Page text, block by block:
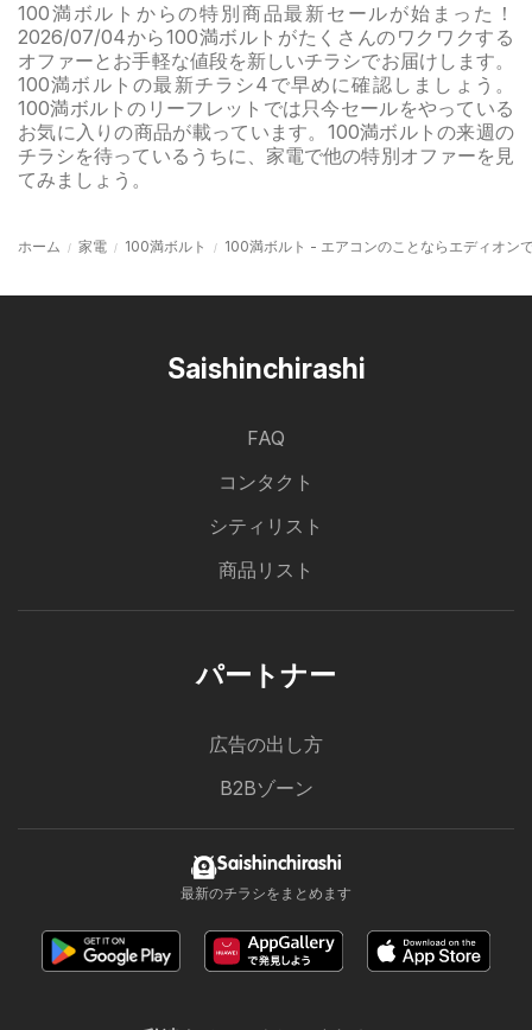
100満ボルトからの特別商品最新セールが始まった！
2026/07/04から100満ボルトがたくさんのワクワクする
オファーとお手軽な値段を新しいチラシでお届けします。
100満ボルトの最新チラシ4で早めに確認しましょう。
100満ボルトのリーフレットでは只今セールをやっている
お気に入りの商品が載っています。100満ボルトの来週の
チラシを待っているうちに、家電で他の特別オファーを見
てみましょう。
ホーム 家電 100満ボルト 100満ボルト - エアコンのことならエディオン
Saishinchirashi
FAQ
コンタクト
シティリスト
商品リスト
パートナー
広告の出し方
B2Bゾーン
Saishinchirashi
最新のチラシをまとめます